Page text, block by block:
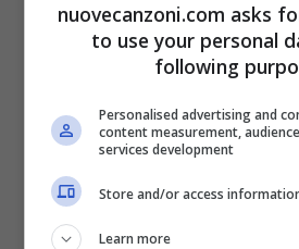
nuovecanzoni.com asks
to use your personal
following
Personalised advertising and
content measurement,
services development
Store and/or access
Learn more